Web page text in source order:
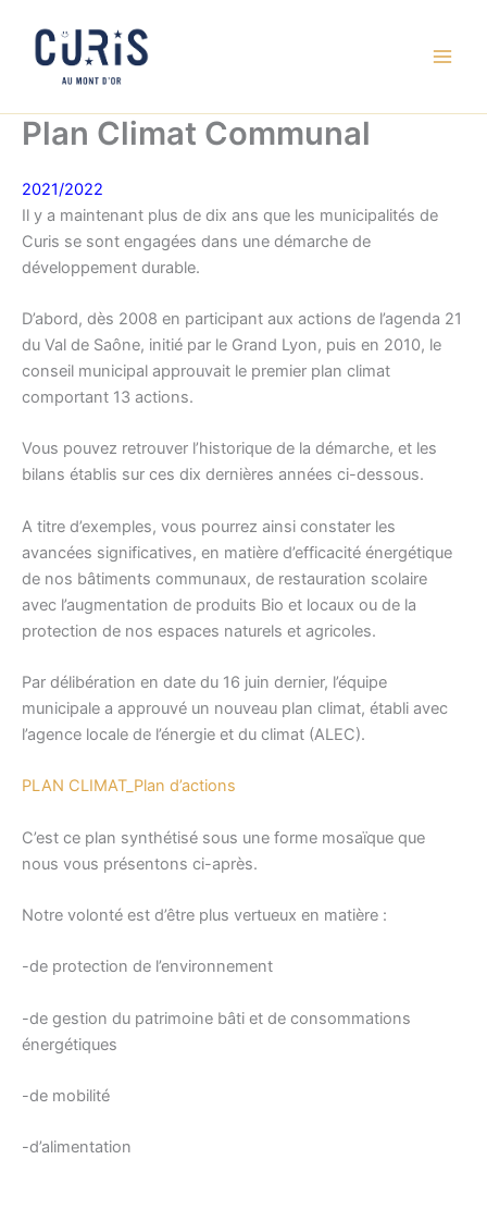
contenu
Plan Climat Communal
2021/2022
Il y a maintenant plus de dix ans que les municipalités de
Curis se sont engagées dans une démarche de
développement durable.
D’abord, dès 2008 en participant aux actions de l’agenda 21
du Val de Saône, initié par le Grand Lyon, puis en 2010, le
conseil municipal approuvait le premier plan climat
comportant 13 actions.
Vous pouvez retrouver l’historique de la démarche, et les
bilans établis sur ces dix dernières années ci-dessous.
A titre d’exemples, vous pourrez ainsi constater les
avancées significatives, en matière d’efficacité énergétique
de nos bâtiments communaux, de restauration scolaire
avec l’augmentation de produits Bio et locaux ou de la
protection de nos espaces naturels et agricoles.
Par délibération en date du 16 juin dernier, l’équipe
municipale a approuvé un nouveau plan climat, établi avec
l’agence locale de l’énergie et du climat (ALEC).
PLAN CLIMAT_Plan d’actions
C’est ce plan synthétisé sous une forme mosaïque que
nous vous présentons ci-après.
Notre volonté est d’être plus vertueux en matière :
-de protection de l’environnement
-de gestion du patrimoine bâti et de consommations
énergétiques
-de mobilité
-d’alimentation